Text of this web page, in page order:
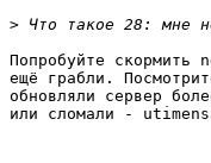
>
Попробуйте
ещё грабли.
обновляли сервер
или сломали -